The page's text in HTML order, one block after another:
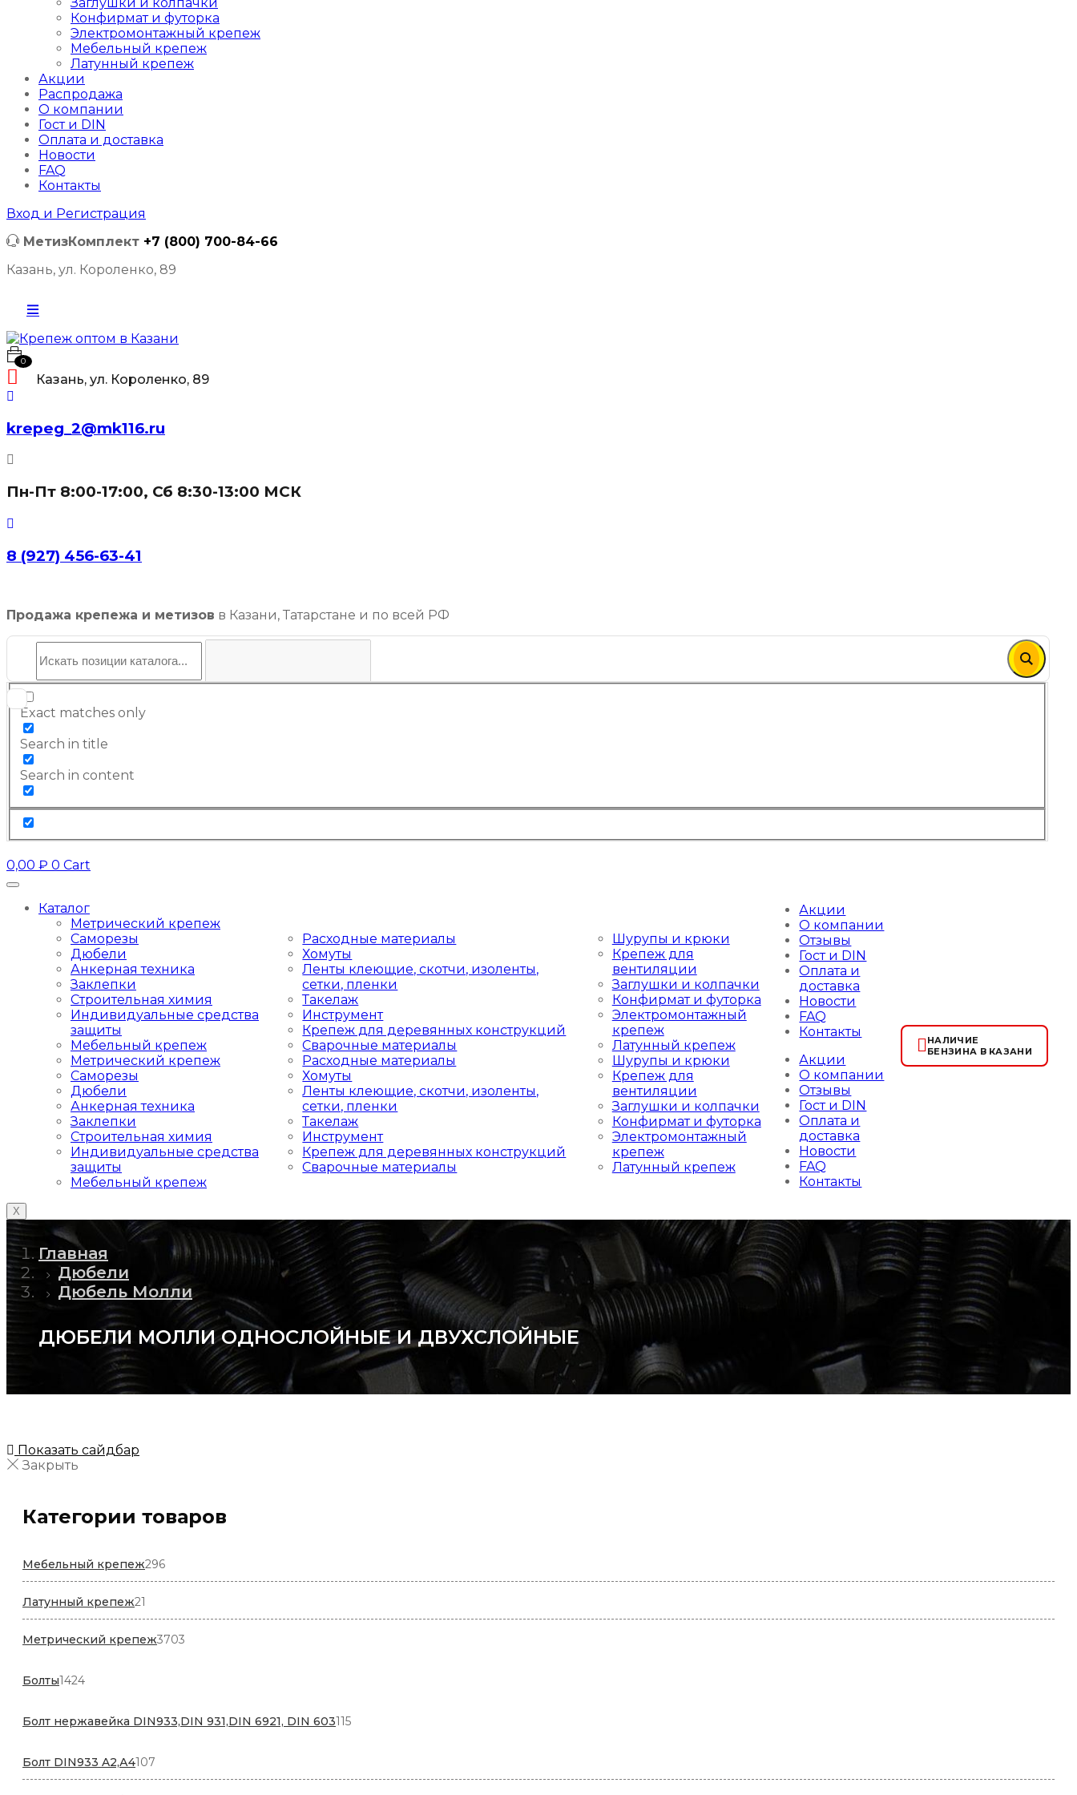
Конфирмат и футорка
Электромонтажный крепеж
Мебельный крепеж
Латунный крепеж
Акции
Распродажа
О компании
Гост и DIN
Оплата и доставка
Новости
FAQ
Контакты
Вход и Регистрация
МетизКомплект +7 (800) 700-84-66
Казань, ул. Короленко, 89
0
Казань, ул. Короленко, 89
krepeg_2@mk116.ru
Пн-Пт 8:00-17:00, Сб 8:30-13:00 МСК
8 (927) 456-63-41
Продажа крепежа и метизов в Казани, Татарстане и по всей РФ
Exact matches only
Search in title
Search in content
0,00 ₽ 0 Cart
Каталог
Метрический крепеж
Саморезы
Дюбели
Анкерная техника
Заклепки
Строительная химия
Индивидуальные средства
защиты
Мебельный крепеж
Метрический крепеж
Саморезы
Дюбели
Анкерная техника
Заклепки
Строительная химия
Индивидуальные средства
защиты
Мебельный крепеж
Расходные материалы
Хомуты
Ленты клеющие, скотчи, изоленты,
сетки, пленки
Такелаж
Инструмент
Крепеж для деревянных конструкций
Сварочные материалы
Расходные материалы
Хомуты
Ленты клеющие, скотчи, изоленты,
сетки, пленки
Такелаж
Инструмент
Крепеж для деревянных конструкций
Сварочные материалы
Шурупы и крюки
Крепеж для
вентиляции
Заглушки и колпачки
Конфирмат и футорка
Электромонтажный
крепеж
Латунный крепеж
Шурупы и крюки
Крепеж для
вентиляции
Заглушки и колпачки
Конфирмат и футорка
Электромонтажный
крепеж
Латунный крепеж
X
Акции
О компании
Отзывы
Гост и DIN
Оплата и
доставка
Новости
FAQ
Контакты
Акции
О компании
Отзывы
Гост и DIN
Оплата и
доставка
Новости
FAQ
Контакты
НАЛИЧИЕ
БЕНЗИНА В КАЗАНИ
Главная
Дюбели
Дюбель Молли
ДЮБЕЛИ МОЛЛИ ОДНОСЛОЙНЫЕ И ДВУХСЛОЙНЫЕ
Показать сайдбар
Закрыть
Категории товаров
Мебельный крепеж296296
товаров
Латунный крепеж21
товар
Метрический крепеж3703
Болты14241424
Болт нержавейка DIN933,DIN 931,DIN 6921, DIN 603115115
Болт DIN933 A2,А4107
товаров